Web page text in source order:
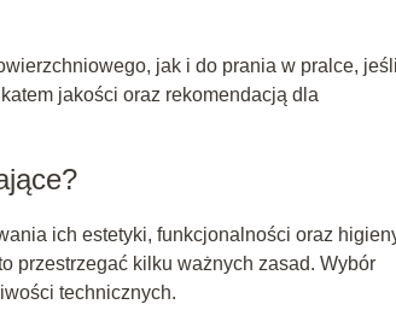
jak i do prania w pralce, jeśli
jakości oraz rekomendacją dla
ich estetyki, funkcjonalności oraz
przestrzegać kilku ważnych zasad. Wybór
technicznych.